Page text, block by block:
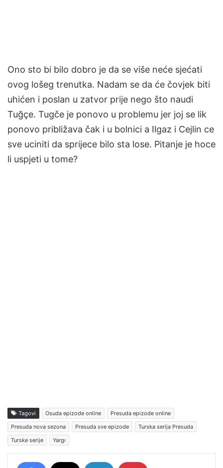
Ono sto bi bilo dobro je da se više neće sjećati
ovog lošeg trenutka. Nadam se da će čovjek biti
uhićen i poslan u zatvor prije nego što naudi
Tuğçe. Tugče je ponovo u problemu jer joj se lik
ponovo približava čak i u bolnici a Ilgaz i Cejlin ce
sve uciniti da sprijece bilo sta lose. Pitanje je hoce
li uspjeti u tome?
Tagovi Osuda epizode online
Presuda epizode online
Presuda nova sezona
Presuda sve epizode
Turska serija Presuda
Turske serije
Yargı